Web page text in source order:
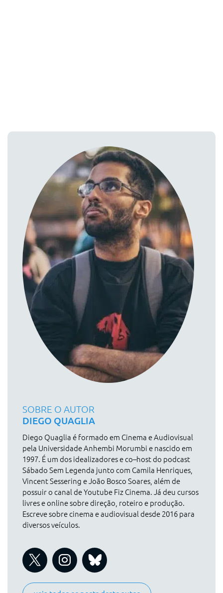
SOBRE O AUTOR
DIEGO QUAGLIA
Diego Quaglia é formado em Cinema e Audiovisual
pela Universidade Anhembi Morumbi e nascido em
1997. É um dos idealizadores e co–host do podcast
Sábado Sem Legenda junto com Camila Henriques,
Vincent Sessering e João Bosco Soares, além de
possuir o canal de Youtube Fiz Cinema. Já deu cursos
livres e online sobre direção, roteiro e produção.
Escreve sobre cinema e audiovisual desde 2016 para
diversos veículos.